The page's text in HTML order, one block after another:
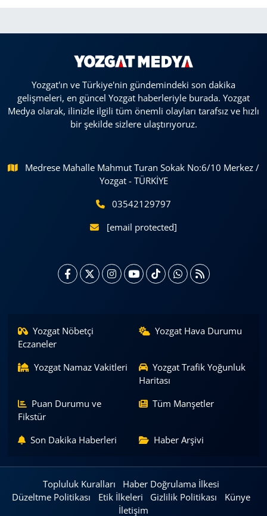
Yozgat'ın ve Türkiye'nin gündemindeki son dakika
gelişmeleri, en güncel Yozgat haberleriyle burada. Yozgat
Medya olarak, ilinizle ilgili tüm önemli olayları tarafsız ve hızlı
bir şekilde sizlere ulaştırıyoruz.
Medrese Mahalle Mahmut Turan Sokak No:6/10 Merkez /
Yozgat - TÜRKİYE
03542129797
[email protected]
Yozgat Nöbetçi
Eczaneler
Yozgat Hava Durumu
Yozgat Namaz Vakitleri
Yozgat Trafik Yoğunluk
Haritası
Puan Durumu ve
Fikstür
Tüm Manşetler
Son Dakika Haberleri Haber Arşivi
Topluluk Kuralları
Haber Doğrulama İlkesi
Düzeltme Politikası
Etik İlkeleri Gizlilik Politikası
Künye
İletişim